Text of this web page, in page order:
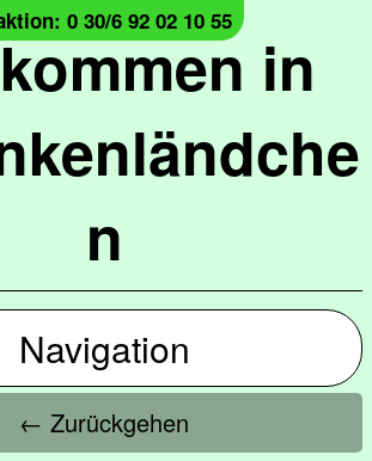
in
n
0 30/6 92 02 10 55
Navigation
← Zurückgehen